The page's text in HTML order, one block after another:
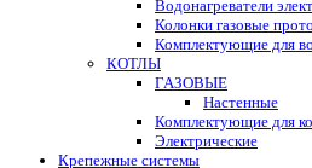
Водонагреватели
Колонки газовые
Комплектующие для
КОТЛЫ
ГАЗОВЫЕ
Настенные
Комплектующие для
Электрические
Крепежные системы